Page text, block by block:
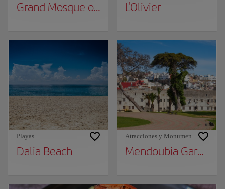
Grand Mosque of TangierL'Olivier
Playas
Dalia Beach
Atracciones y Monumentos
Mendoubia Gardens